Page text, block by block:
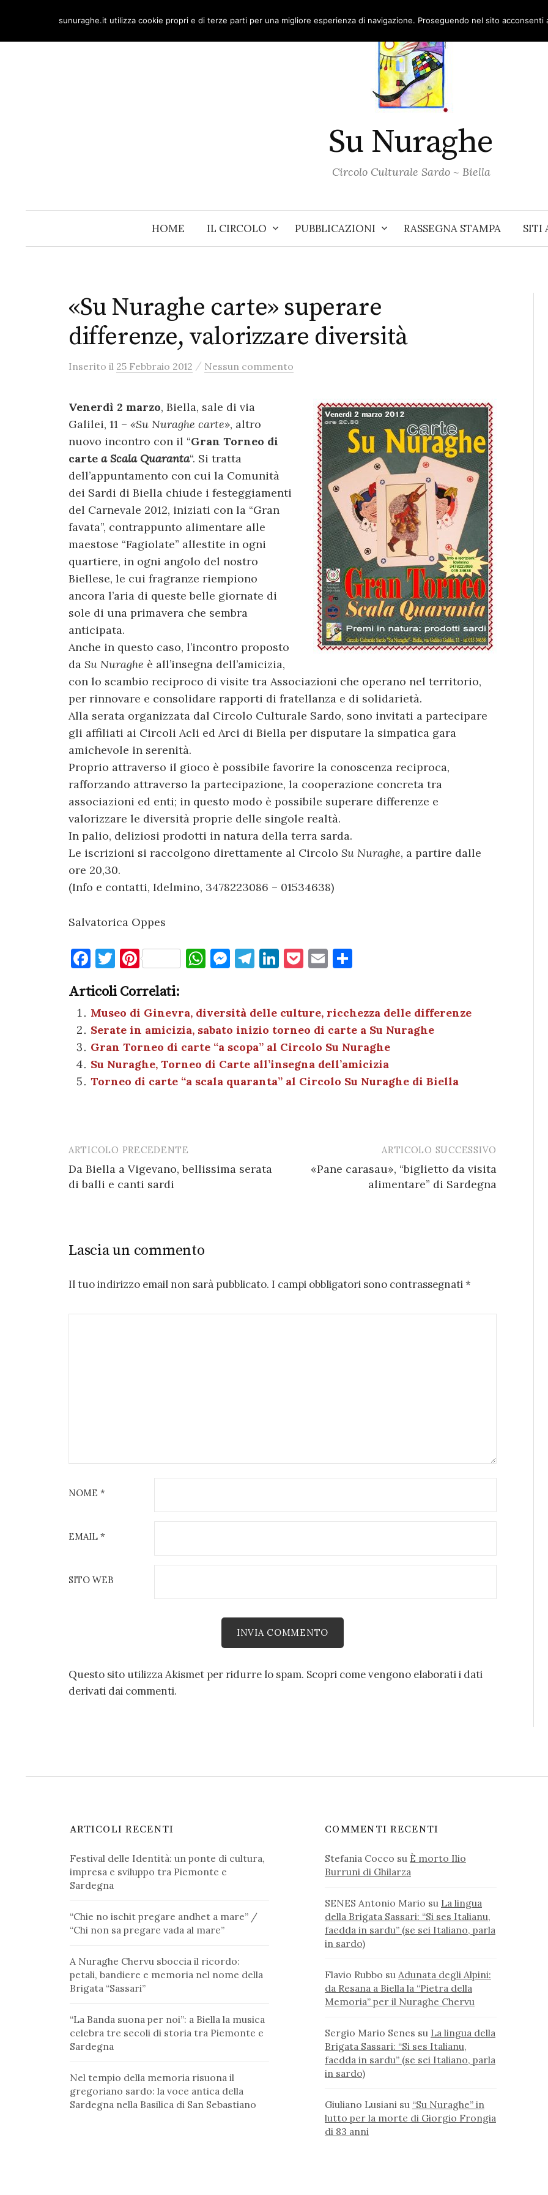
content
Su Nuraghe
Circolo Culturale Sardo ~ Biella
HOME IL CIRCOLO PUBBLICAZIONI RASSEGNA STAMPA SITI
«Su Nuraghe carte» superare
differenze, valorizzare diversità
Inserito il 25 Febbraio 2012 / Nessun commento
Venerdì 2 marzo, Biella, sale di via
Galilei, 11 – «Su Nuraghe carte», altro
nuovo incontro con il “Gran Torneo di
carte a Scala Quaranta“. Si tratta
dell’appuntamento con cui la Comunità
dei Sardi di Biella chiude i festeggiamenti
del Carnevale 2012, iniziati con la “Gran
favata”, contrappunto alimentare alle
maestose “Fagiolate” allestite in ogni
quartiere, in ogni angolo del nostro
Biellese, le cui fragranze riempiono
ancora l’aria di queste belle giornate di
sole di una primavera che sembra
anticipata.
Anche in questo caso, l’incontro proposto
da Su Nuraghe è all’insegna dell’amicizia,
con lo scambio reciproco di visite tra Associazioni che operano nel territorio,
per rinnovare e consolidare rapporti di fratellanza e di solidarietà.
Alla serata organizzata dal Circolo Culturale Sardo, sono invitati a partecipare
gli affiliati ai Circoli Acli ed Arci di Biella per disputare la simpatica gara
amichevole in serenità.
Proprio attraverso il gioco è possibile favorire la conoscenza reciproca,
rafforzando attraverso la partecipazione, la cooperazione concreta tra
associazioni ed enti; in questo modo è possibile superare differenze e
valorizzare le diversità proprie delle singole realtà.
In palio, deliziosi prodotti in natura della terra sarda.
Le iscrizioni si raccolgono direttamente al Circolo Su Nuraghe, a partire dalle
ore 20,30.
(Info e contatti, Idelmino, 3478223086 – 01534638)
Salvatorica Oppes
F
c
e
b
o
o
T
it
te
r
Pi
er
es
t
W
s
A
p
p
M
n
g
er
T
gr
a
m
Li
e
dI
n
P
k
et
E
l di
vi
di
Articoli Correlati:
Museo di Ginevra, diversità delle culture, ricchezza delle differenze
Serate in amicizia, sabato inizio torneo di carte a Su Nuraghe
Gran Torneo di carte “a scopa” al Circolo Su Nuraghe
Su Nuraghe, Torneo di Carte all’insegna dell’amicizia
Torneo di carte “a scala quaranta” al Circolo Su Nuraghe di Biella
Post
navigation
ARTICOLO PRECEDENTE
Da Biella a Vigevano, bellissima serata
di balli e canti sardi
ARTICOLO SUCCESSIVO
«Pane carasau», “biglietto da visita
alimentare” di Sardegna
Lascia un commento
Il tuo indirizzo email non sarà pubblicato. I campi obbligatori sono contrassegnati*
NOME *
EMAIL *
SITO WEB
Questo sito utilizza Akismet per ridurre lo spam. Scopri come vengono elaborati i dati
derivati dai commenti.
ARTICOLI RECENTI
Festival delle Identità: un ponte di cultura,
impresa e sviluppo tra Piemonte e
Sardegna
“Chie no ischit pregare andhet a mare” /
“Chi non sa pregare vada al mare”
A Nuraghe Chervu sboccia il ricordo:
petali, bandiere e memoria nel nome della
Brigata “Sassari”
“La Banda suona per noi”: a Biella la musica
celebra tre secoli di storia tra Piemonte e
Sardegna
Nel tempio della memoria risuona il
gregoriano sardo: la voce antica della
Sardegna nella Basilica di San Sebastiano
COMMENTI RECENTI
Stefania Cocco su È morto Ilio
Burruni di Ghilarza
SENES Antonio Mario su La lingua
della Brigata Sassari: “Si ses Italianu,
faedda in sardu” (se sei Italiano, parla
in sardo)
Flavio Rubbo su Adunata degli Alpini:
da Resana a Biella la “Pietra della
Memoria” per il Nuraghe Chervu
Sergio Mario Senes su La lingua della
Brigata Sassari: “Si ses Italianu,
faedda in sardu” (se sei Italiano, parla
in sardo)
Giuliano Lusiani su “Su Nuraghe” in
lutto per la morte di Giorgio Frongia
di 83 anni
sunuraghe.it utilizza cookie propri e di terze parti per una migliore esperienza di navigazione. Proseguendo nel sito acconsenti